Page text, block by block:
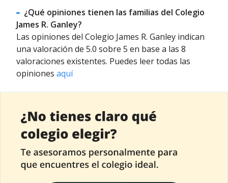
¿Qué opiniones tienen las familias del Colegio
James R. Ganley?
Las opiniones del Colegio James R. Ganley indican
una valoración de 5.0 sobre 5 en base a las 8
valoraciones existentes. Puedes leer todas las
opiniones aquí